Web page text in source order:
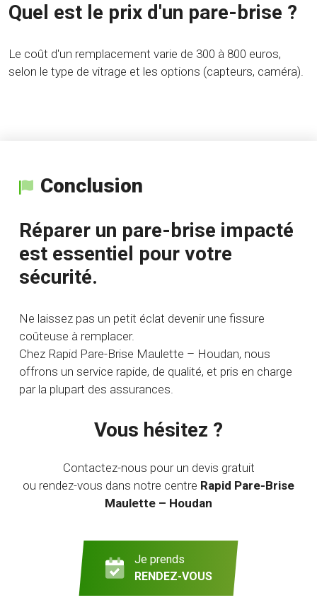
Quel est le prix d'un pare-brise ?
Le coût d'un remplacement varie de 300 à 800 euros,
selon le type de vitrage et les options (capteurs, caméra).
Conclusion
Réparer un pare-brise impacté
est essentiel pour votre
sécurité.
Ne laissez pas un petit éclat devenir une fissure
coûteuse à remplacer.
Chez Rapid Pare-Brise Maulette – Houdan, nous
offrons un service rapide, de qualité, et pris en charge
par la plupart des assurances.
Vous hésitez ?
Contactez-nous pour un devis gratuit
ou rendez-vous dans notre centre Rapid Pare-Brise
Maulette – Houdan
Je prends
RENDEZ-VOUS